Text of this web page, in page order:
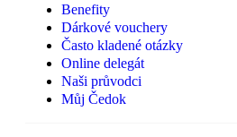
Benefity
Dárkové vouchery
Často kladené otázky
Online delegát
Naši průvodci
Můj Čedok